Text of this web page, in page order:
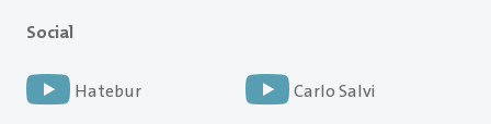
Social
Hatebur Carlo Salvi